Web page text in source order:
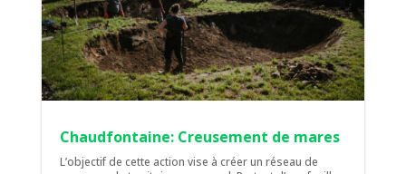
Chaudfontaine: Creusement de mares
L’objectif de cette action vise à créer un réseau de